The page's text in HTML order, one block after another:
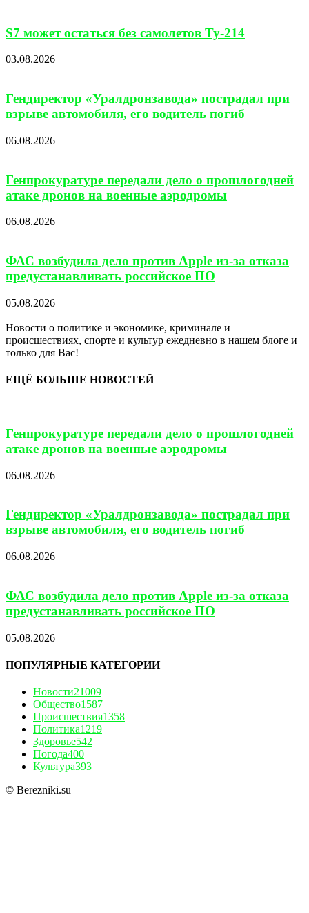
S7 может остаться без самолетов Ту-214
03.08.2026
Гендиректор «Уралдронзавода» пострадал при
взрыве автомобиля, его водитель погиб
06.08.2026
Генпрокуратуре передали дело о прошлогодней
атаке дронов на военные аэродромы
06.08.2026
ФАС возбудила дело против Apple из-за отказа
предустанавливать российское ПО
05.08.2026
Новости о политике и экономике, криминале и
происшествиях, спорте и культур ежедневно в нашем блоге и
только для Вас!
ЕЩЁ БОЛЬШЕ НОВОСТЕЙ
Генпрокуратуре передали дело о прошлогодней
атаке дронов на военные аэродромы
06.08.2026
Гендиректор «Уралдронзавода» пострадал при
взрыве автомобиля, его водитель погиб
06.08.2026
ФАС возбудила дело против Apple из-за отказа
предустанавливать российское ПО
05.08.2026
ПОПУЛЯРНЫЕ КАТЕГОРИИ
Новости21009
Общество1587
Происшествия1358
Политика1219
Здоровье542
Погода400
Культура393
© Berezniki.su